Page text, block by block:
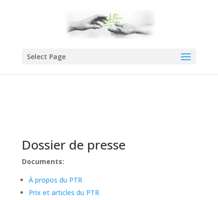
Select Page
Dossier de presse
Documents:
À propos du PTR
Prix et articles du PTR